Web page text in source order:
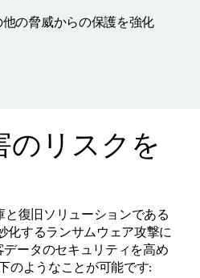
の脅威からの保護を強化
のリスクを
と復旧ソリューションである
化するランサムウェア攻撃に
ータのセキュリティを高め
のようなことが可能です: